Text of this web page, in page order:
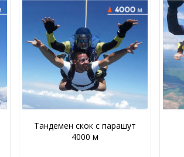
Тандемен скок с парашут
4000 м